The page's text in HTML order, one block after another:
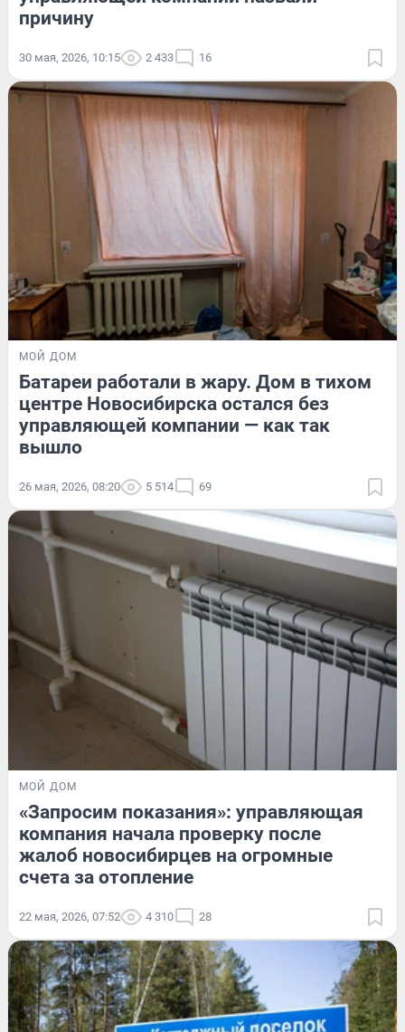
причину
30 мая, 2026, 10:15 2 433 16
МОЙ ДОМ
Батареи работали в жару. Дом в тихом
центре Новосибирска остался без
управляющей компании — как так
вышло
26 мая, 2026, 08:20 5 514 69
МОЙ ДОМ
«Запросим показания»: управляющая
компания начала проверку после
жалоб новосибирцев на огромные
счета за отопление
22 мая, 2026, 07:52 4 310 28